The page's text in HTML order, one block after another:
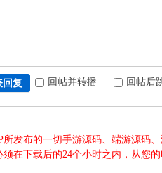
回复 回帖并转播 回帖后
发布的一切手游源码、端游源码
在下载后的24个小时之内，从您